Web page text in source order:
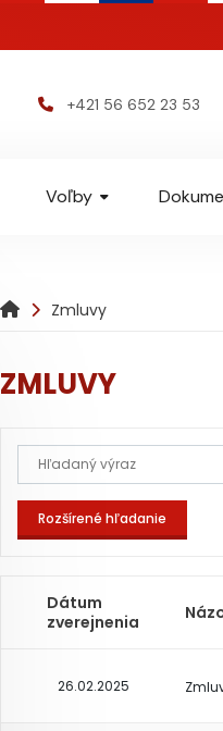
+421 56 652 23 53
Voľby
Zmluvy
ZMLUVY
Rozšírené hľadanie
Dátum
zverejnenia
26.02.2025